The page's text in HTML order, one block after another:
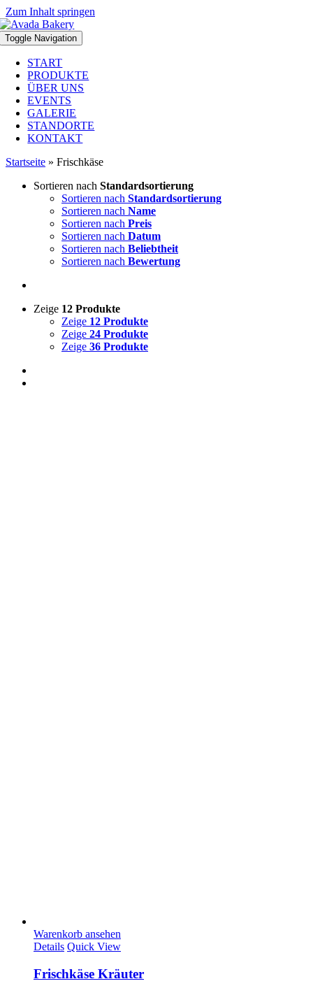
Zum Inhalt springen
Toggle Navigation
START
PRODUKTE
ÜBER UNS
EVENTS
GALERIE
STANDORTE
KONTAKT
Startseite » Frischkäse
Sortieren nach Standardsortierung
Sortieren nach Standardsortierung
Sortieren nach Name
Sortieren nach Preis
Sortieren nach Datum
Sortieren nach Beliebtheit
Sortieren nach Bewertung
Zeige 12 Produkte
Zeige 12 Produkte
Zeige 24 Produkte
Zeige 36 Produkte
Warenkorb ansehen
Details Quick View
Frischkäse Kräuter